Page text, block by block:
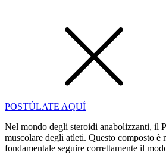
POSTÚLATE AQUÍ
Nel mondo degli steroidi anabolizzanti, il
muscolare degli atleti. Questo composto
fondamentale seguire correttamente il